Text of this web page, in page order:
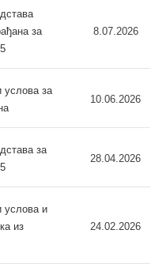
за
8.07.2026
услова за
10.06.2026
за
28.04.2026
услова и
из
24.02.2026